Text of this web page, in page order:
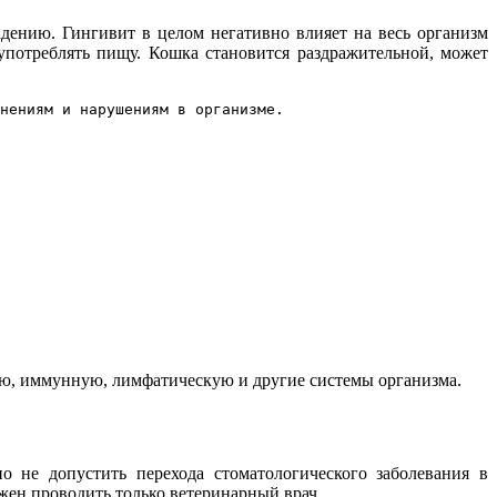
Гингивит в целом негативно влияет на весь организм
пищу. Кошка становится раздражительной, может
и нарушениям в организме.
иммунную, лимфатическую и другие системы организма.
перехода стоматологического заболевания в